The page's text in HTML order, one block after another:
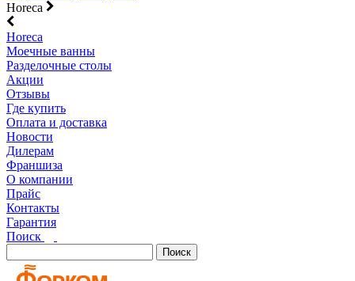
Horeca
Horeca
Моечные ванны
Разделочные столы
Акции
Отзывы
Где купить
Оплата и доставка
Новости
Дилерам
Франшиза
О компании
Прайс
Контакты
Гарантия
Поиск
Поиск